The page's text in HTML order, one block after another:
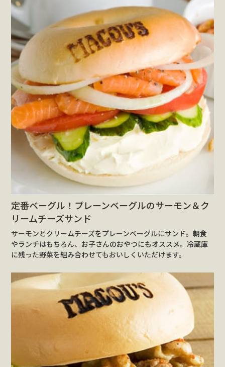
定番ベーグル！プレーンベーグルのサーモン＆ク
リームチーズサンド
サーモンとクリームチーズをプレーンベーグルにサンド。朝食
やランチはもちろん、お子さんのおやつにもオススメ。冷蔵庫
に残った野菜を組み合わせてもおいしくいただけます。